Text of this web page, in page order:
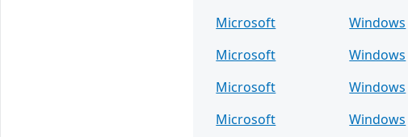
Microsoft Windows
Microsoft
Windows
Microsoft
Windows
Microsoft
Windows